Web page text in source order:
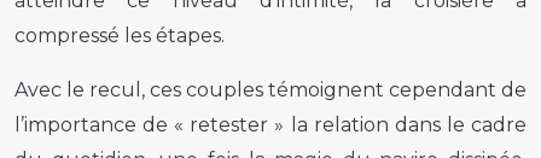
compressé les étapes.
Avec le recul, ces couples témoignent cependant de
l’importance de « retester » la relation dans le cadre